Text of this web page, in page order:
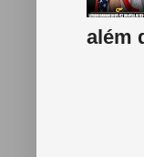
além